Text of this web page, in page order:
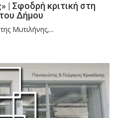
| Σφοδρή κριτική στη
Δήμου
Μυτιλήνης,...